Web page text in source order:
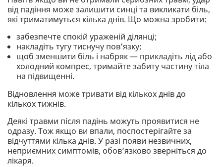
від падіння може залишити синці та викликати біль,
які триматимуться кілька днів. Що можна зробити:
забезпечте спокій ураженій ділянці;
накладіть тугу тиснучу пов’язку;
щоб зменшити біль і набряк — прикладіть лід або
холодний компрес, тримайте забиту частину тіла
на підвищенні.
Відновлення може тривати від кількох днів до
кількох тижнів.
Деякі травми після падінь можуть проявитися не
одразу. Тож якщо ви впали, поспостерігайте за
відчуттями кілька днів. У разі появи незвичних,
неприємних симптомів, обов’язково зверніться до
лікаря.